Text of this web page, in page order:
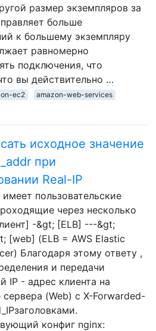
размер экземпляров за
больше
к большему экземпляру
равномерно
подключения, что
вы действительно …
ec2
amazon-web-services
исходное значение
при
Real-IP
пользовательские
через несколько
-&gt; [ELB] ---&gt;
[web] (ELB = AWS Elastic
Благодаря этому ответу ,
и передачи
IP - адрес клиента на
сервера (Web) с X-Forwarded-
конфиг nginx: